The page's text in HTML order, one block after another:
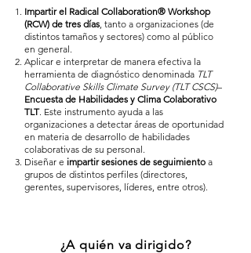
Impartir el Radical Collaboration® Workshop
(RCW) de tres días, tanto a organizaciones (de
distintos tamaños y sectores) como al público
en general.
Aplicar e interpretar de manera efectiva la
herramienta de diagnóstico denominada TLT
Collaborative Skills Climate Survey (TLT CSCS)–
Encuesta de Habilidades y Clima Colaborativo
TLT. Este instrumento ayuda a las
organizaciones a detectar áreas de oportunidad
en materia de desarrollo de habilidades
colaborativas de su personal.
Diseñar e impartir sesiones de seguimiento a
grupos de distintos perfiles (directores,
gerentes, supervisores, líderes, entre otros).
¿A quién va dirigido?